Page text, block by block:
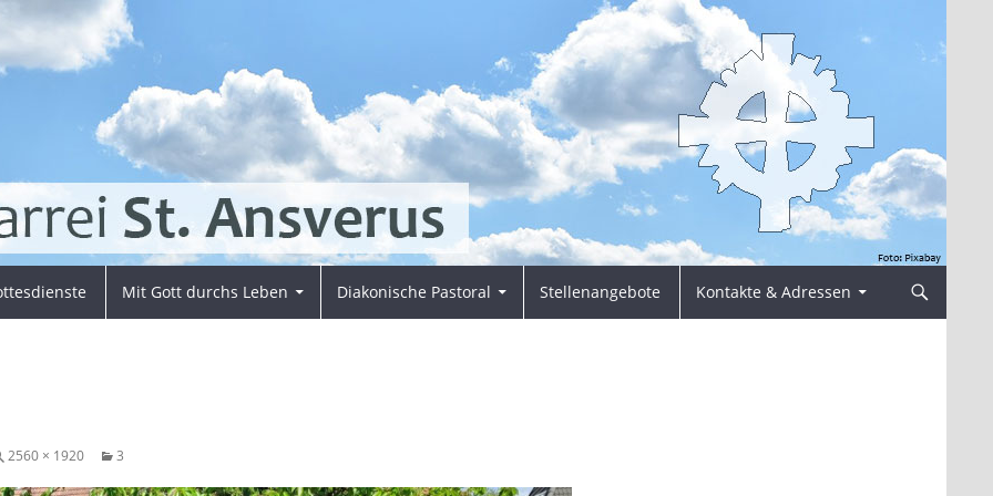
Mit Gott durchs Leben Diakonische Pastoral Stellenangebote Kontakte & Adressen
2560 × 1920 3